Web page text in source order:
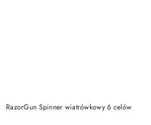
RazorGun Spinner wiatrówkowy 6 celów